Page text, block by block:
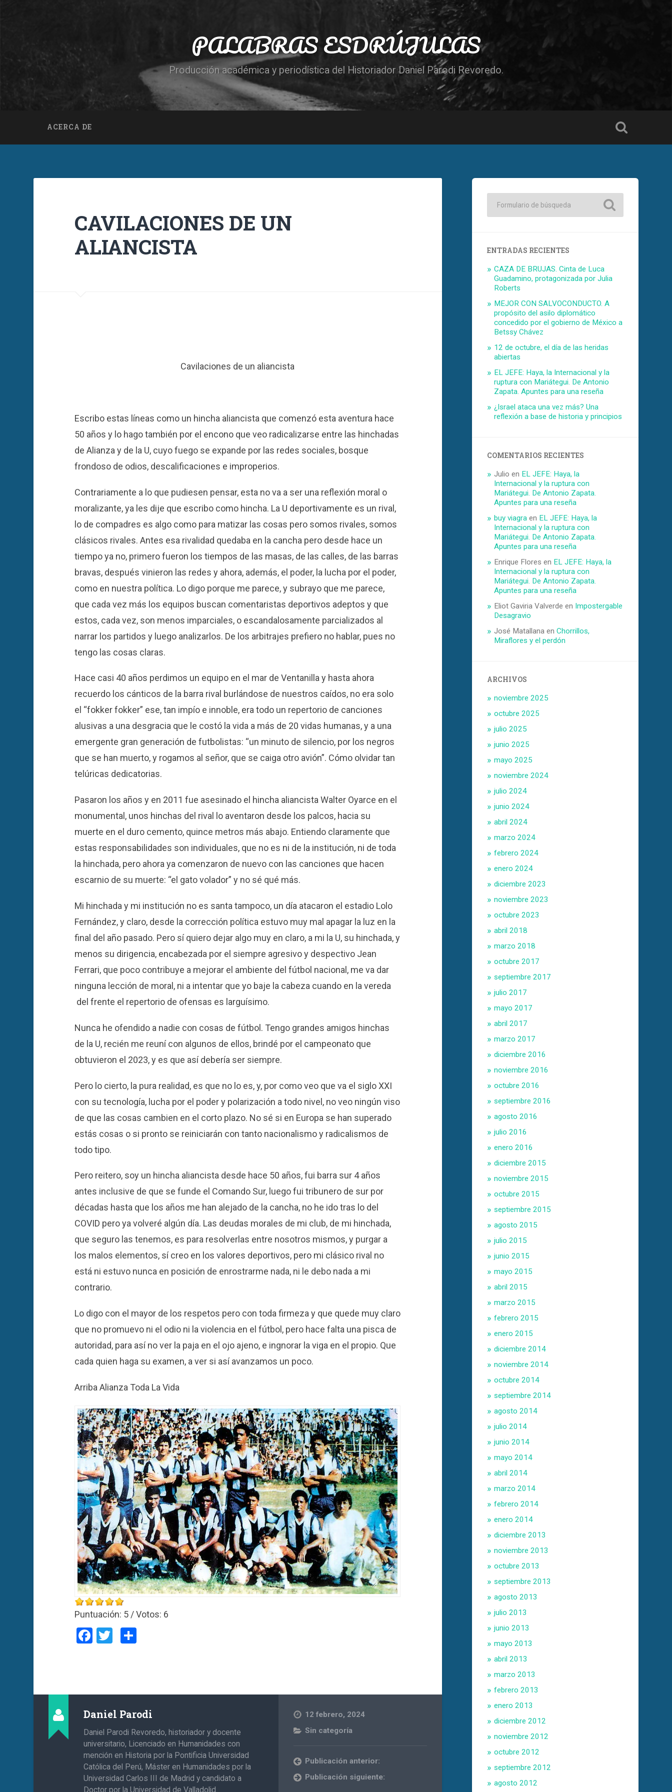
PALABRAS ESDRÚJULAS
Producción académica y periodística del Historiador Daniel Parodi Revoredo.
ACERCA DE
CAVILACIONES DE UN
ALIANCISTA
Cavilaciones de un aliancista
Escribo estas líneas como un hincha aliancista que comenzó esta aventura hace
50 años y lo hago también por el encono que veo radicalizarse entre las hinchadas
de Alianza y de la U, cuyo fuego se expande por las redes sociales, bosque
frondoso de odios, descalificaciones e improperios.
Contrariamente a lo que pudiesen pensar, esta no va a ser una reflexión moral o
moralizante, ya les dije que escribo como hincha. La U deportivamente es un rival,
lo de compadres es algo como para matizar las cosas pero somos rivales, somos
clásicos rivales. Antes esa rivalidad quedaba en la cancha pero desde hace un
tiempo ya no, primero fueron los tiempos de las masas, de las calles, de las barras
bravas, después vinieron las redes y ahora, además, el poder, la lucha por el poder,
como en nuestra política. Lo digo porque me parece, y subrayo que me parece,
que cada vez más los equipos buscan comentaristas deportivos adeptos y que
estos, cada vez, son menos imparciales, o escandalosamente parcializados al
narrar los partidos y luego analizarlos. De los arbitrajes prefiero no hablar, pues no
tengo las cosas claras.
Hace casi 40 años perdimos un equipo en el mar de Ventanilla y hasta ahora
recuerdo los cánticos de la barra rival burlándose de nuestros caídos, no era solo
el “fokker fokker” ese, tan impío e innoble, era todo un repertorio de canciones
alusivas a una desgracia que le costó la vida a más de 20 vidas humanas, y a una
emergente gran generación de futbolistas: “un minuto de silencio, por los negros
que se han muerto, y rogamos al señor, que se caiga otro avión”. Cómo olvidar tan
telúricas dedicatorias.
Pasaron los años y en 2011 fue asesinado el hincha aliancista Walter Oyarce en el
monumental, unos hinchas del rival lo aventaron desde los palcos, hacia su
muerte en el duro cemento, quince metros más abajo. Entiendo claramente que
estas responsabilidades son individuales, que no es ni de la institución, ni de toda
la hinchada, pero ahora ya comenzaron de nuevo con las canciones que hacen
escarnio de su muerte: “el gato volador” y no sé qué más.
Mi hinchada y mi institución no es santa tampoco, un día atacaron el estadio Lolo
Fernández, y claro, desde la corrección política estuvo muy mal apagar la luz en la
final del año pasado. Pero sí quiero dejar algo muy en claro, a mi la U, su hinchada, y
menos su dirigencia, encabezada por el siempre agresivo y despectivo Jean
Ferrari, que poco contribuye a mejorar el ambiente del fútbol nacional, me va dar
ninguna lección de moral, ni a intentar que yo baje la cabeza cuando en la vereda
del frente el repertorio de ofensas es larguísimo.
Nunca he ofendido a nadie con cosas de fútbol. Tengo grandes amigos hinchas
de la U, recién me reuní con algunos de ellos, brindé por el campeonato que
obtuvieron el 2023, y es que así debería ser siempre.
Pero lo cierto, la pura realidad, es que no lo es, y, por como veo que va el siglo XXI
con su tecnología, lucha por el poder y polarización a todo nivel, no veo ningún viso
de que las cosas cambien en el corto plazo. No sé si en Europa se han superado
estás cosas o si pronto se reiniciarán con tanto nacionalismo y radicalismos de
todo tipo.
Pero reitero, soy un hincha aliancista desde hace 50 años, fui barra sur 4 años
antes inclusive de que se funde el Comando Sur, luego fui tribunero de sur por
décadas hasta que los años me han alejado de la cancha, no he ido tras lo del
COVID pero ya volveré algún día. Las deudas morales de mi club, de mi hinchada,
que seguro las tenemos, es para resolverlas entre nosotros mismos, y purgar a
los malos elementos, sí creo en los valores deportivos, pero mi clásico rival no
está ni estuvo nunca en posición de enrostrarme nada, ni le debo nada a mi
contrario.
Lo digo con el mayor de los respetos pero con toda firmeza y que quede muy claro
que no promuevo ni el odio ni la violencia en el fútbol, pero hace falta una pisca de
autoridad, para así no ver la paja en el ojo ajeno, e ingnorar la viga en el propio. Que
cada quien haga su examen, a ver si así avanzamos un poco.
Arriba Alianza Toda La Vida
Puntuación: 5/ Votos: 6
Facebook
TwitterCompartir
Daniel Parodi
Daniel Parodi Revoredo, historiador y docente
universitario, Licenciado en Humanidades con
mención en Historia por la Pontificia Universidad
Católica del Perú, Máster en Humanidades por la
Universidad Carlos III de Madrid y candidato a
Doctor por la Universidad de Valladolid.
12 febrero, 2024
Sin categoría
Publicación anterior:
Publicación siguiente:
ENTRADAS RECIENTES
CAZA DE BRUJAS. Cinta de Luca
Guadamino, protagonizada por Julia
Roberts
MEJOR CON SALVOCONDUCTO. A
propósito del asilo diplomático
concedido por el gobierno de México a
Betssy Chávez
12 de octubre, el día de las heridas
abiertas
EL JEFE: Haya, la Internacional y la
ruptura con Mariátegui. De Antonio
Zapata. Apuntes para una reseña
¿Israel ataca una vez más? Una
reflexión a base de historia y principios
COMENTARIOS RECIENTES
Julio en EL JEFE: Haya, la
Internacional y la ruptura con
Mariátegui. De Antonio Zapata.
Apuntes para una reseña
buy viagra en EL JEFE: Haya, la
Internacional y la ruptura con
Mariátegui. De Antonio Zapata.
Apuntes para una reseña
Enrique Flores en EL JEFE: Haya, la
Internacional y la ruptura con
Mariátegui. De Antonio Zapata.
Apuntes para una reseña
Eliot Gaviria Valverde en Impostergable
Desagravio
José Matallana enChorrillos,
Miraflores y el perdón
ARCHIVOS
noviembre 2025
octubre 2025
julio 2025
junio 2025
mayo 2025
noviembre 2024
julio 2024
junio 2024
abril 2024
marzo 2024
febrero 2024
enero 2024
diciembre 2023
noviembre 2023
octubre 2023
abril 2018
marzo 2018
octubre 2017
septiembre 2017
julio 2017
mayo 2017
abril 2017
marzo 2017
diciembre 2016
noviembre 2016
octubre 2016
septiembre 2016
agosto 2016
julio 2016
enero 2016
diciembre 2015
noviembre 2015
octubre 2015
septiembre 2015
agosto 2015
julio 2015
junio 2015
mayo 2015
abril 2015
marzo 2015
febrero 2015
enero 2015
diciembre 2014
noviembre 2014
octubre 2014
septiembre 2014
agosto 2014
julio 2014
junio 2014
mayo 2014
abril 2014
marzo 2014
febrero 2014
enero 2014
diciembre 2013
noviembre 2013
octubre 2013
septiembre 2013
agosto 2013
julio 2013
junio 2013
mayo 2013
abril 2013
marzo 2013
febrero 2013
enero 2013
diciembre 2012
noviembre 2012
octubre 2012
septiembre 2012
agosto 2012